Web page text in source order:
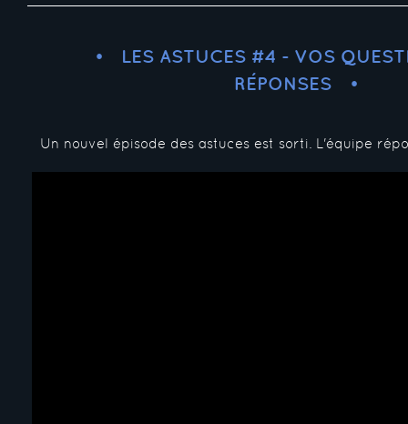
LES ASTUCES #4 - VOS
RÉPONSES
Un nouvel épisode des astuces est sorti. L'équipe